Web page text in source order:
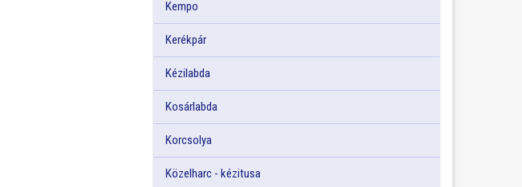
Kempo
Kerékpár
Kézilabda
Kosárlabda
Korcsolya
Közelharc - kézitusa